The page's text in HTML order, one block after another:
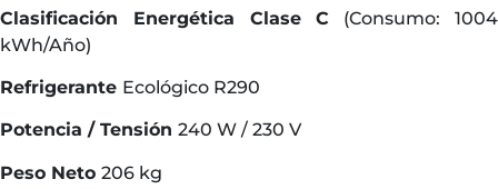
Clasificación Energética Clase C (Consumo: 1004
kWh/Año)
Refrigerante Ecológico R290
Potencia / Tensión 240 W / 230 V
Peso Neto 206 kg